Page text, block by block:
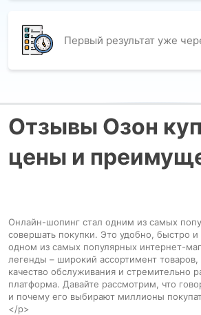
Первый результат уже
Отзывы Озон
цены и
Онлайн-шопинг стал одним из самых
совершать покупки. Это удобно, быстро
одном из самых популярных интернет-
легенды – широкий ассортимент
качество обслуживания и стремительно
платформа. Давайте рассмотрим, что
и почему его выбирают миллионы
</p>